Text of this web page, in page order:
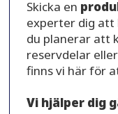
Skicka en
experter dig att
du planerar att
reservdelar
finns vi här för
Vi hjälper dig